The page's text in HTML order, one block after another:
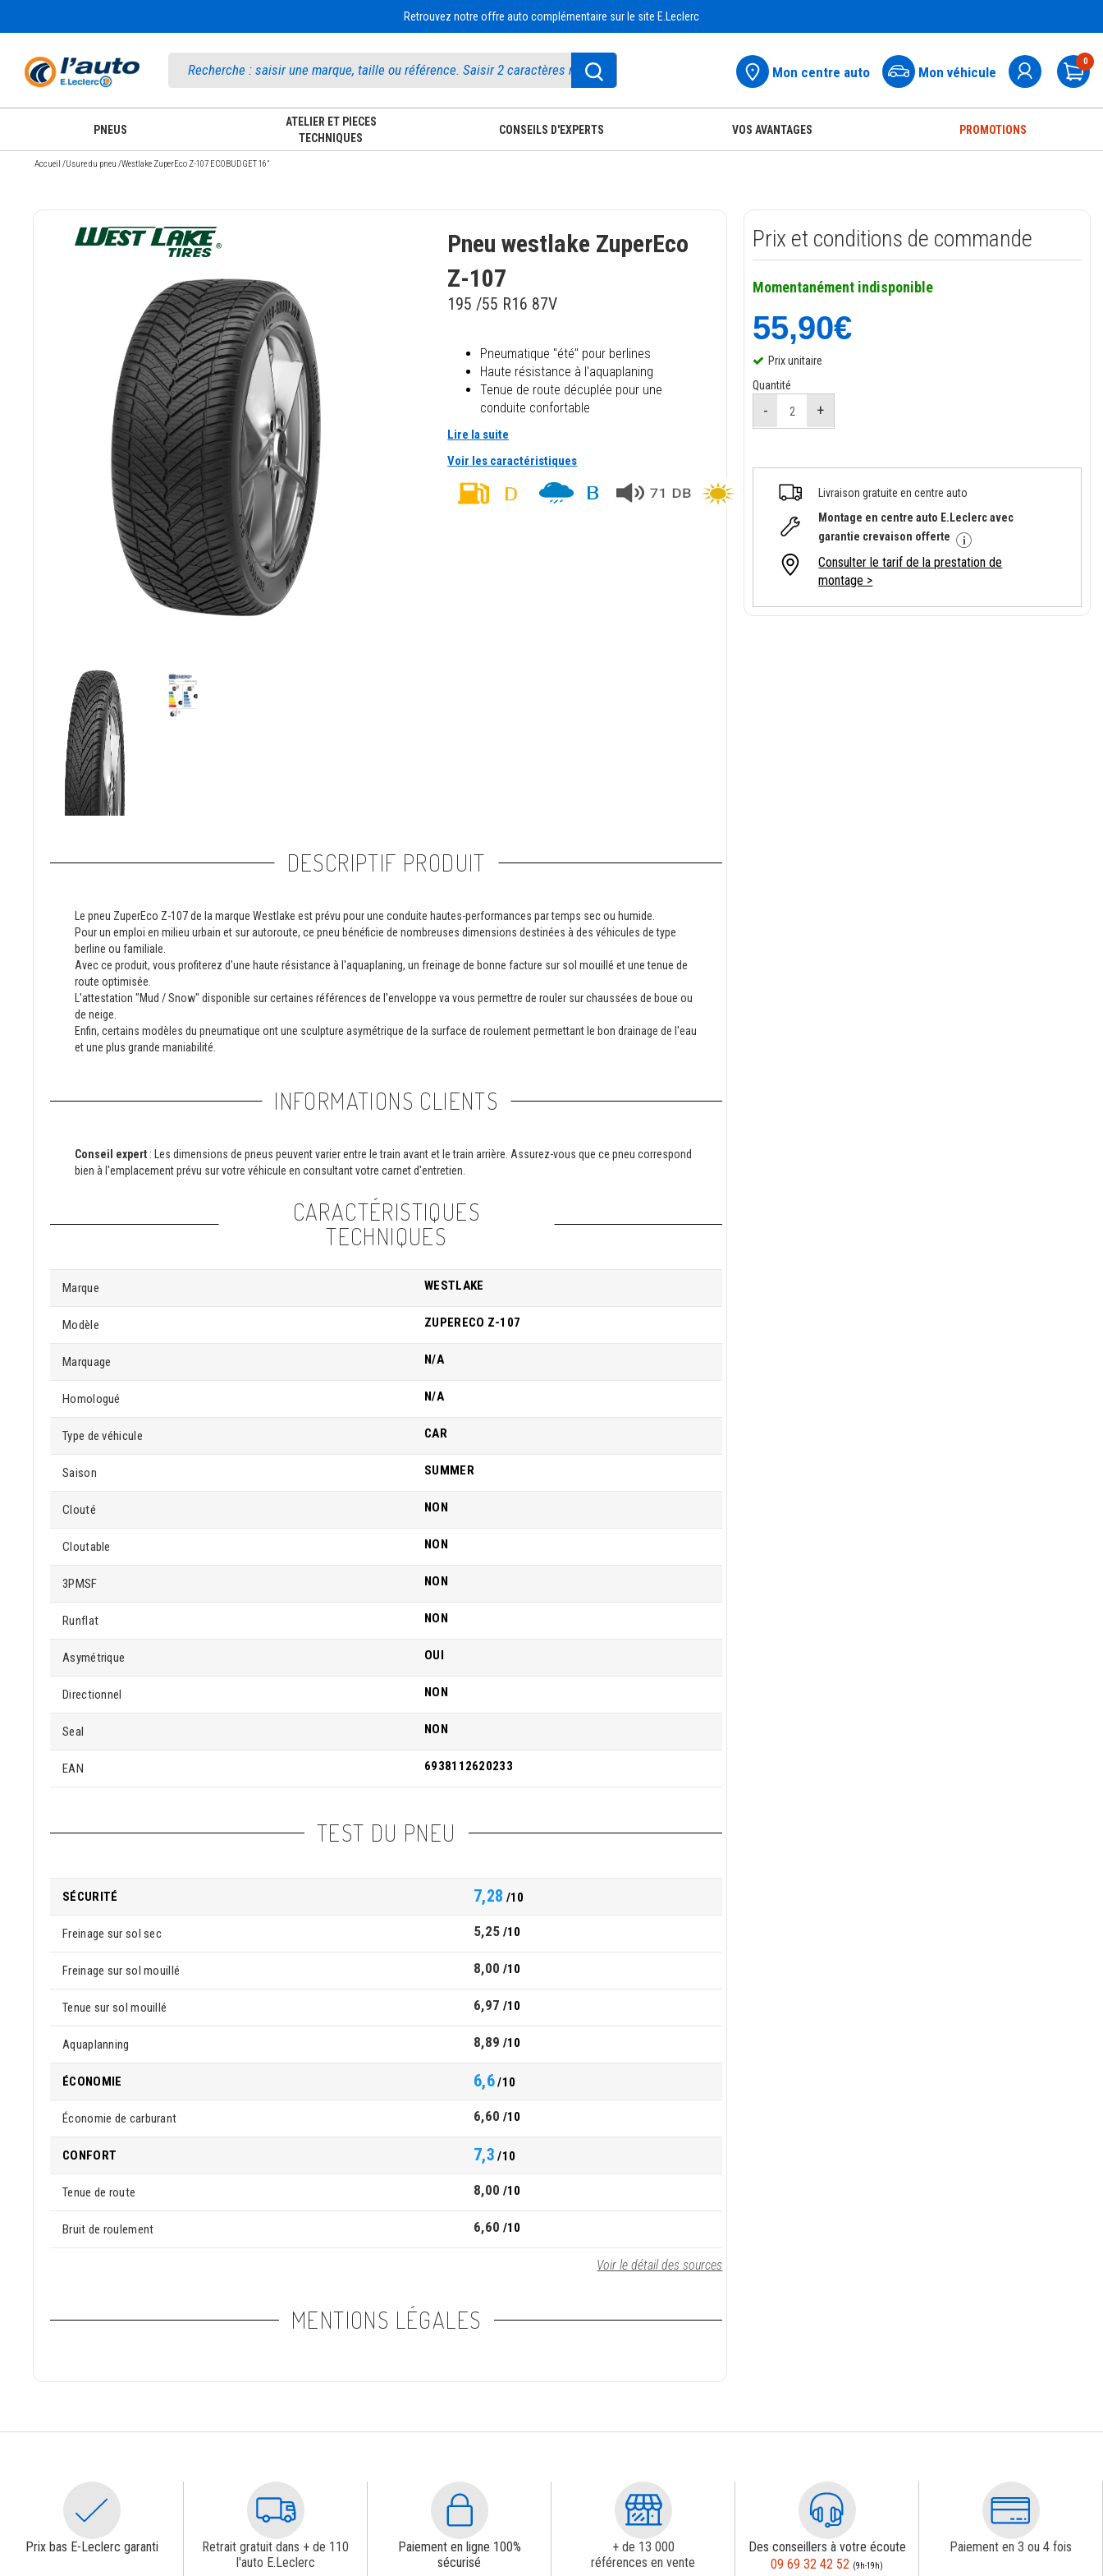
Retrouvez notre offre auto complémentaire sur le site E.Leclerc
Mon centre auto Mon véhicule
0
PNEUS
ATELIER ET PIECES
TECHNIQUES
CONSEILS D'EXPERTS VOS AVANTAGES PROMOTIONS
Accueil /Usure du pneu /Westlake ZuperEco Z-107 ECOBUDGET 16"
Pneu westlake ZuperEco
Z-107
195 /55 R16 87V
Pneumatique "été" pour berlines
Haute résistance à l'aquaplaning
Tenue de route décuplée pour une
conduite confortable
Lire la suite
Voir les caractéristiques
DESCRIPTIF PRODUIT
Le pneu ZuperEco Z-107 de la marque Westlake est prévu pour une conduite hautes-performances par temps sec ou humide.
Pour un emploi en milieu urbain et sur autoroute, ce pneu bénéficie de nombreuses dimensions destinées à des véhicules de type
berline ou familiale.
Avec ce produit, vous profiterez d'une haute résistance à l'aquaplaning, un freinage de bonne facture sur sol mouillé et une tenue de
route optimisée.
L'attestation "Mud / Snow" disponible sur certaines références de l'enveloppe va vous permettre de rouler sur chaussées de boue ou
de neige.
Enfin, certains modèles du pneumatique ont une sculpture asymétrique de la surface de roulement permettant le bon drainage de l'eau
et une plus grande maniabilité.
INFORMATIONS CLIENTS
Conseil expert : Les dimensions de pneus peuvent varier entre le train avant et le train arrière. Assurez-vous que ce pneu correspond
bien à l'emplacement prévu sur votre véhicule en consultant votre carnet d'entretien.
CARACTÉRISTIQUES
TECHNIQUES
Marque WESTLAKE
Modèle ZUPERECO Z-107
Marquage N/A
Homologué N/A
Type de véhicule CAR
Saison SUMMER
Clouté NON
Cloutable NON
3PMSF NON
Runflat NON
Asymétrique OUI
Directionnel NON
Seal NON
EAN 6938112620233
TEST DU PNEU
SÉCURITÉ 7,28 /10
Freinage sur sol sec 5,25 /10
Freinage sur sol mouillé 8,00 /10
Tenue sur sol mouillé 6,97 /10
Aquaplanning 8,89 /10
ÉCONOMIE 6,6/10
Économie de carburant 6,60 /10
CONFORT 7,3 /10
Tenue de route 8,00 /10
Bruit de roulement 6,60 /10
Voir le détail des sources
MENTIONS LÉGALES
Prix et conditions de commande
Momentanément indisponible
55,90€
Prix unitaire
Quantité
Livraison gratuite en centre auto
Montage en centre auto E.Leclerc avec
garantie crevaison offerte
Consulter le tarif de la prestation de
montage >
Prix bas E-Leclerc garanti
Retrait gratuit dans + de 110
l'auto E.Leclerc
Paiement en ligne 100%
sécurisé
+ de 13 000
références en vente
Des conseillers à votre écoute
09 69 32 42 52 (9h-19h)
Paiement en 3 ou 4 fois